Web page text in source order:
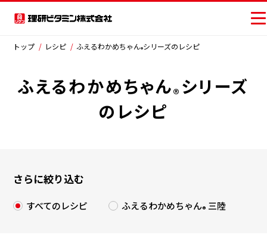
商品情報
お客様相談センター
安全・安心への取り組み
トップ レシピ ふえるわかめちゃん®シリーズのレシピ
ふえるわかめちゃん® シリーズ
のレシピ
さらに絞り込む
すべてのレシピ ふえるわかめちゃん® 三陸
×
ジャンルから探す